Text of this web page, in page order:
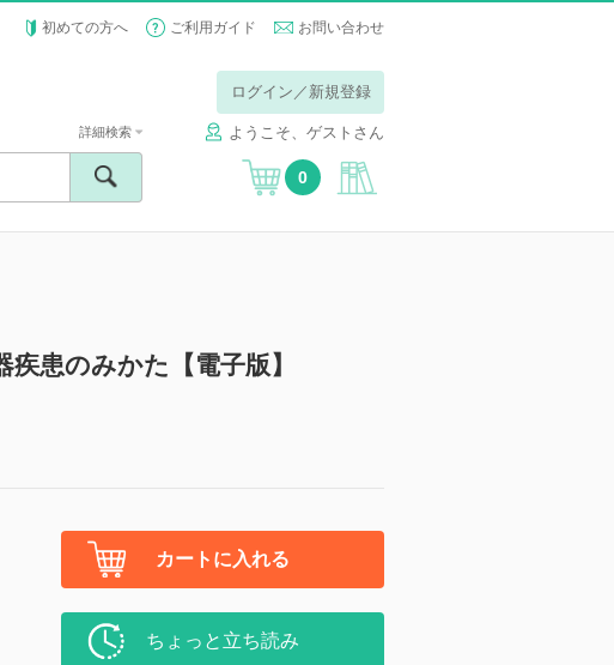
初めての方へ ご利用ガイド お問い合わせ
ログイン／新規登録
ようこそ、ゲストさん
詳細検索
0
患のみかた【電子版】
カートに入れる
ちょっと立ち読み